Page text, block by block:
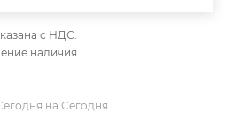
с НДС.
наличия.
на Сегодня.